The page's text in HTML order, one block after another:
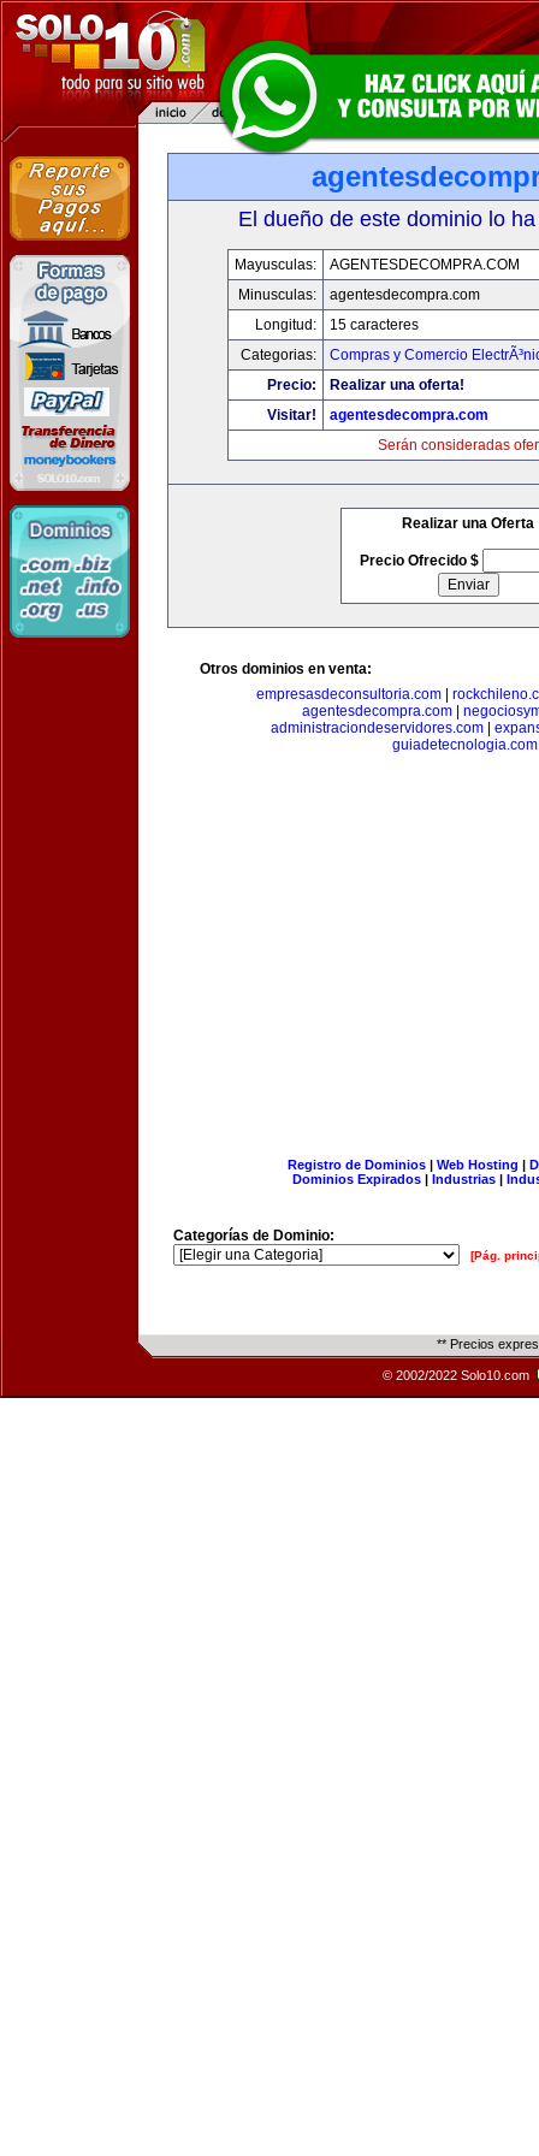
El dueño de este dominio lo
Mayusculas:
AGENTESDECOMPRA.COM
Minusculas:
agentesdecompra.com
Longitud:
15 caracteres
Categorias:
Compras y Comercio
Precio:
Realizar una oferta!
Visitar!
agentesdecompra.com
Serán consideradas
Realizar una Oferta
Precio Ofrecido $
Otros dominios en venta:
empresasdeconsultoria.com
agentesdecompra.com|
administraciondeservidores.com
guiadetecnologia.com
Registro de Dominios| Web Hosting |
Dominios Expirados | Industrias |
Categorías de Dominio:
[Pág.
** Precios
© 2002/2022 Solo10.com